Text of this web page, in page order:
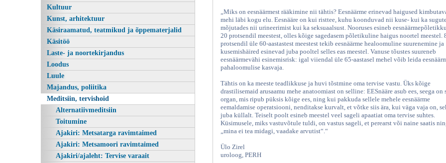
Kultuur
Kunst, arhitektuur
Käsiraamatud, teatmikud ja õppematerjalid
Käsitöö
Laste- ja noortekirjandus
Loodus
Luule
Majandus, poliitika
Meditsiin, tervishoid
Alternatiivmeditsiin
Toitumine
Ajakiri: Metsatarga ravimtaimed
Ajakiri: Metsamoori ravimtaimed
Ajakiri/ajaleht: Tervise varaait
„Miks on eesnäärmest rääkimine nii tähtis? Eesnäärme erinevad haigused
mehi läbi kogu elu. Eesnääre on kui risttee, kuhu koonduvad nii kuse- kui ka
mõjutades nii urineerimist kui ka seksuaalsust. Nooruses esineb
20 protsendil meestest, olles kõige sagedasem põletikuline haigus noortel meestel.
protsendil üle 60-aastastest meestest tekib eesnäärme healoomuline suurenemine ja
kusemishäired esinevad juba pooltel selles eas meestel. Vanuse tõustes suureneb
eesnäärmevähi esinemisrisk: igal viiendal üle 65-aastasel mehel võib leida
pahaloomulise kasvaja.
Tähtis on ka meeste teadlikkuse ja huvi tõstmine oma tervise vastu. Üks kõige
drastilisemaid arusaamu mehe anatoomiast on selline: EESnääre asub ees, seega on
organ, mis ripub püksis kõige ees, ning kui pakkuda sellele mehele eesnäärme
eemaldamise operatsiooni, nenditakse kurvalt, et võtke siis ära, kui väga vaja on,
juba küllalt. Teiselt poolt esineb meestel veel sageli apaatiat oma tervise suhtes.
Küsimusele, miks vastuvõtule tuldi, on vastus sageli, et perearst või naine saatis
„mina ei tea midagi, vaadake arvutist“.“
Ülo Zirel
uroloog, PERH